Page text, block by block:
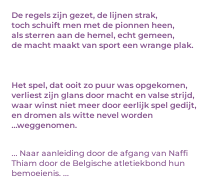
De regels zijn gezet, de lijnen strak,
toch schuift men met de pionnen heen,
als sterren aan de hemel, echt gemeen,
de macht maakt van sport een wrange plak.
Het spel, dat ooit zo puur was opgekomen,
verliest zijn glans door macht en valse strijd,
waar winst niet meer door eerlijk spel gedijt,
en dromen als witte nevel worden
...weggenomen.
... Naar aanleiding door de afgang van Naffi
Thiam door de Belgische atletiekbond hun
bemoeienis. ...